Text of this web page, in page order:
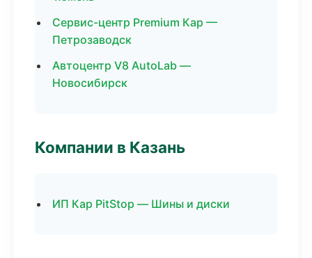
Сервис-центр Premium Кар —
Петрозаводск
Автоцентр V8 AutoLab —
Новосибирск
Компании в Казань
ИП Кар PitStop — Шины и диски